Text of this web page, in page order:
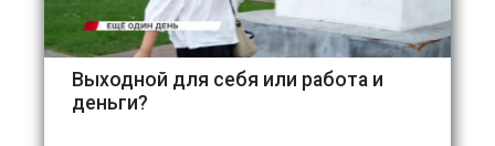
Выходной для себя или работа и
деньги?